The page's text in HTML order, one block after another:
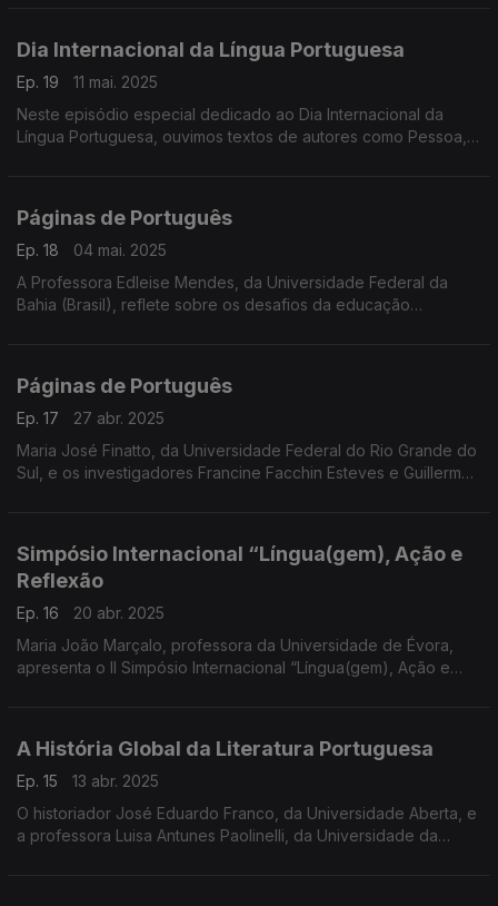
Dia Internacional da Língua Portuguesa
Ep. 19
11 mai. 2025
Neste episódio especial dedicado ao Dia Internacional da
Língua Portuguesa, ouvimos textos de autores como Pessoa,
Páginas de Português
Ep. 18
04 mai. 2025
A Professora Edleise Mendes, da Universidade Federal da
Bahia (Brasil), reflete sobre os desafios da educação
Páginas de Português
Ep. 17
27 abr. 2025
Maria José Finatto, da Universidade Federal do Rio Grande do
Sul, e os investigadores Francine Facchin Esteves e Guillermo
Simpósio Internacional “Língua(gem), Ação e
Reflexão
Ep. 16
20 abr. 2025
Maria João Marçalo, professora da Universidade de Évora,
apresenta o II Simpósio Internacional “Língua(gem), Ação e
A História Global da Literatura Portuguesa
Ep. 15
13 abr. 2025
O historiador José Eduardo Franco, da Universidade Aberta, e
a professora Luisa Antunes Paolinelli, da Universidade da